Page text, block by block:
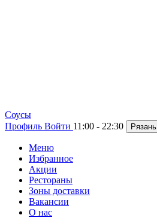
Cоусы
Профиль Войти 11:00 - 22:30 Рязань
Меню
Избранное
Акции
Рестораны
Зоны доставки
Вакансии
О нас